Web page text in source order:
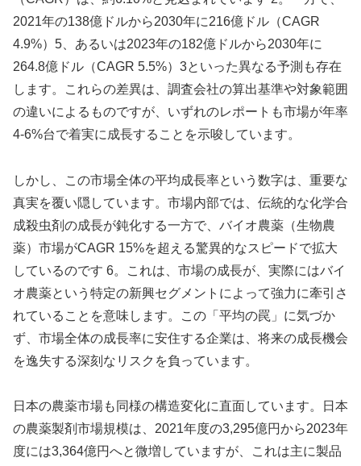
2021年の138億ドルから2030年に216億ドル（CAGR
4.9%）5、あるいは2023年の182億ドルから2030年に
264.8億ドル（CAGR 5.5%）3といった異なる予測も存在
します。これらの差異は、調査会社の算出基準や対象範囲
の違いによるものですが、いずれのレポートも市場が年率
4-6%台で着実に成長することを示唆しています。
しかし、この市場全体の平均成長率という数字は、重要な
真実を覆い隠しています。市場内部では、伝統的な化学合
成殺虫剤の成長が鈍化する一方で、バイオ農薬（生物農
薬）市場がCAGR 15%を超える驚異的なスピードで拡大
しているのです 6。これは、市場の成長が、実際にはバイ
オ農薬という特定の新興セグメントによって強力に牽引さ
れていることを意味します。この「平均の罠」に気づか
ず、市場全体の成長率に安住する企業は、将来の成長機会
を逸失する深刻なリスクを負っています。
日本の農薬市場も同様の構造変化に直面しています。日本
の農薬製剤市場規模は、2021年度の3,295億円から2023年
度には3,364億円へと微増していますが、これは主に製品